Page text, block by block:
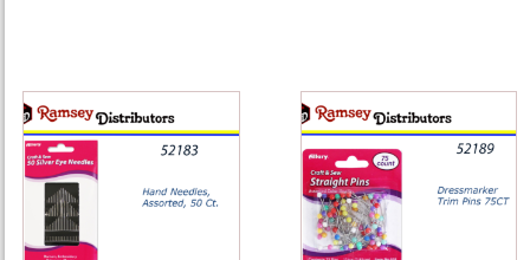
-
302
Allary
Silver
Needlesr
50pcs
-
325
Allary
75
Dressmarker
Trim